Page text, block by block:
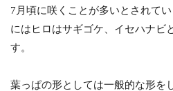
7月頃に咲くことが多いとされて
にはヒロはサギゴケ、イセハナビ
す。
葉っぱの形としては一般的な形を